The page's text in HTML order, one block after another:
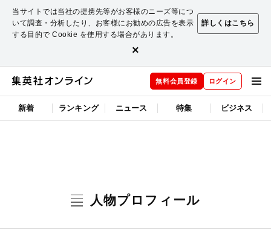
当サイトでは当社の提携先等がお客様のニーズ等につ
いて調査・分析したり、お客様にお勧めの広告を表示
する目的で Cookie を使用する場合があります。
詳しくはこちら
×
無料会員登録 ログイン
新着 ランキング ニュース 特集 ビジネス
人物プロフィール